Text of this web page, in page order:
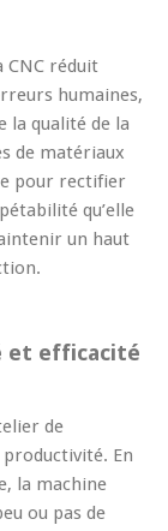
CNC réduit
humaines,
la qualité de la
de matériaux
pour rectifier
qu’elle
un haut
et efficacité
de
En
la machine
ou pas de